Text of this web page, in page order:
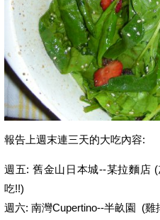
報告上週末連三天的大吃內容:
週五: 舊金山日本城--某拉麵店
吃!!)
週六: 南灣Cupertino--半畝園 (雞